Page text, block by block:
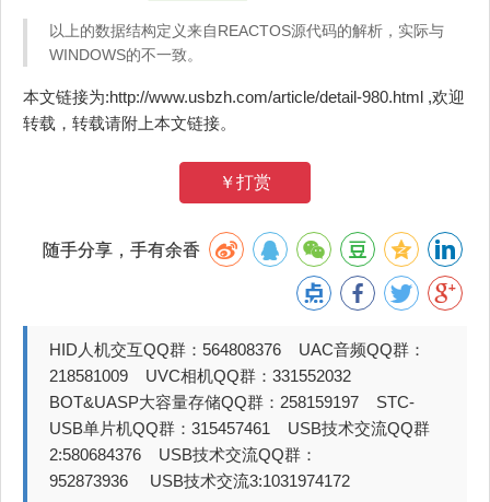
以上的数据结构定义来自REACTOS源代码的解析，实际与
WINDOWS的不一致。
本文链接为:http://www.usbzh.com/article/detail-980.html ,欢迎
转载，转载请附上本文链接。
￥打赏
随手分享，手有余香
HID人机交互QQ群：564808376 UAC音频QQ群：
218581009 UVC相机QQ群：331552032
BOT&UASP大容量存储QQ群：258159197 STC-
USB单片机QQ群：315457461 USB技术交流QQ群
2:580684376 USB技术交流QQ群：
952873936 USB技术交流3:1031974172